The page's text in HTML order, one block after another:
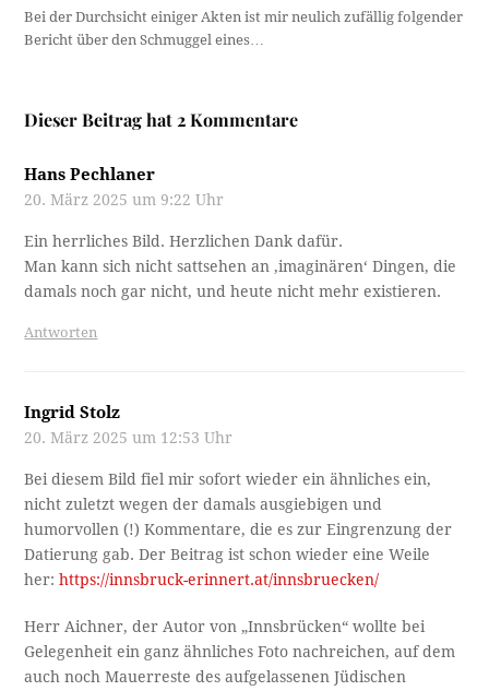
Bei der Durchsicht einiger Akten ist mir neulich zufällig folgender
Bericht über den Schmuggel eines…
Dieser Beitrag hat 2 Kommentare
Hans Pechlaner
20. März 2025 um 9:22 Uhr
Ein herrliches Bild. Herzlichen Dank dafür.
Man kann sich nicht sattsehen an ‚imaginären‘ Dingen, die
damals noch gar nicht, und heute nicht mehr existieren.
Antworten
Ingrid Stolz
20. März 2025 um 12:53 Uhr
Bei diesem Bild fiel mir sofort wieder ein ähnliches ein,
nicht zuletzt wegen der damals ausgiebigen und
humorvollen (!) Kommentare, die es zur Eingrenzung der
Datierung gab. Der Beitrag ist schon wieder eine Weile
her:https://innsbruck-erinnert.at/innsbruecken/
Herr Aichner, der Autor von „Innsbrücken“ wollte bei
Gelegenheit ein ganz ähnliches Foto nachreichen, auf dem
auch noch Mauerreste des aufgelassenen Jüdischen